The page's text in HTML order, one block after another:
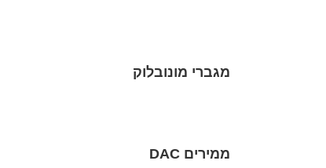
מגברי מונובלוק
ממירים DAC